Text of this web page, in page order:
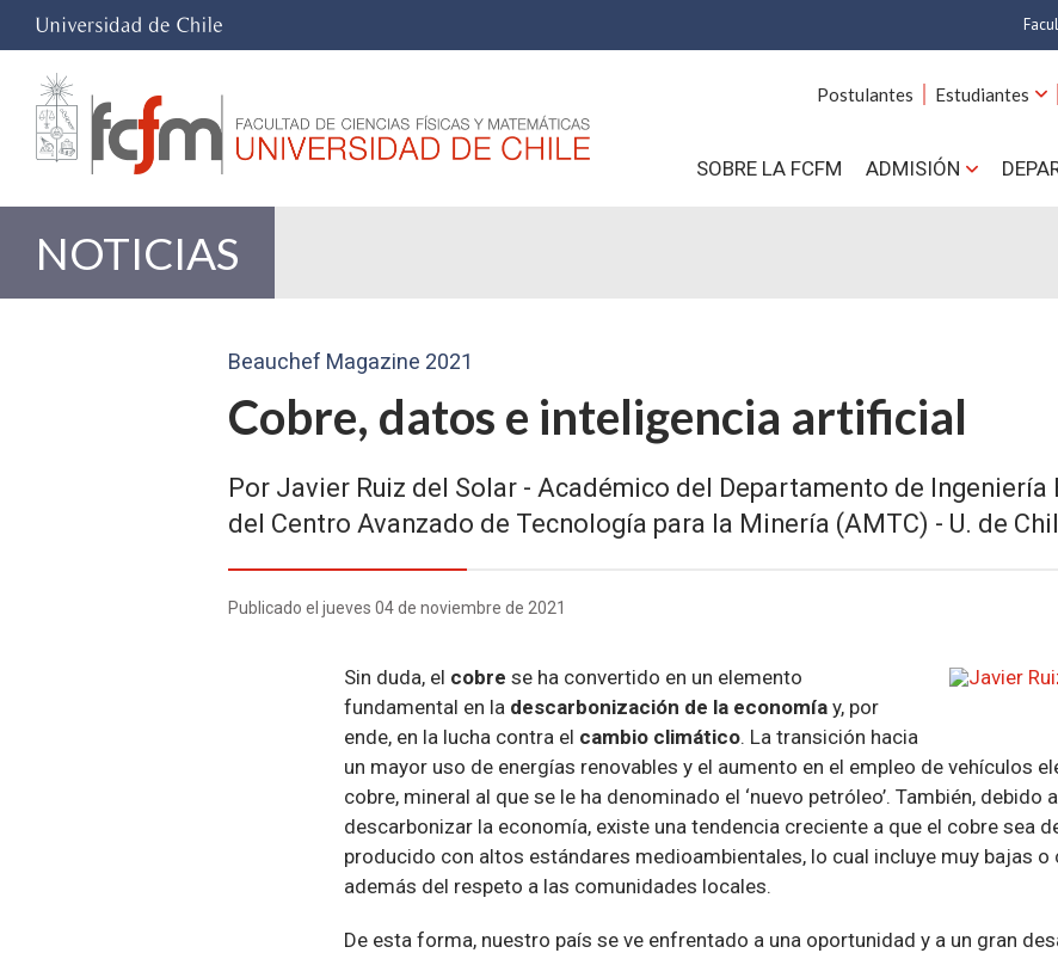
Postulantes Estudiantes
SOBRE LA FCFM ADMISIÓN
NOTICIAS
Beauchef Magazine 2021
Cobre, datos e inteligencia artificial
Por Javier Ruiz del Solar - Académico del Departamento de
del Centro Avanzado de Tecnología para la Minería (AMTC) - U. de
Publicado el jueves 04 de noviembre de 2021
Sin duda, el cobre se ha convertido en un elemento
fundamental en la descarbonización de la economía y, por
ende, en la lucha contra el cambio climático. La transición hacia
un mayor uso de energías renovables y el aumento en el empleo de vehículos
cobre, mineral al que se le ha denominado el ‘nuevo petróleo’. También, debido
descarbonizar la economía, existe una tendencia creciente a que el cobre sea de
producido con altos estándares medioambientales, lo cual incluye muy bajas o
además del respeto a las comunidades locales.
De esta forma, nuestro país se ve enfrentado a una oportunidad y a un gran